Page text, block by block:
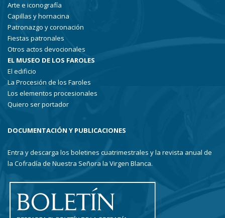
Arte e iconografía
Capillas y hornacina
Patronazgo y coronación
Fiestas patronales
Otros actos devocionales
EL MUSEO DE LOS FAROLES
El edificio
La Procesión de los Faroles
Los elementos procesionales
Quiero ser portador
DOCUMENTACIÓN Y PUBLICACIONES
Entra y descarga los boletines cuatrimestrales y la revista anual de
la Cofradía de Nuestra Señora la Virgen Blanca.